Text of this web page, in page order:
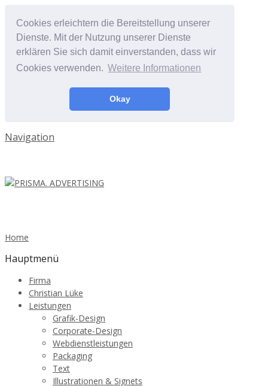
Cookies erleichtern die Bereitstellung unserer
Dienste. Mit der Nutzung unserer Dienste
erklären Sie sich damit einverstanden, dass wir
Cookies verwenden. Weitere Informationen
Okay
Navigation
Home
Hauptmenü
Firma
Christian Lüke
Leistungen
Grafik-Design
Corporate-Design
Webdienstleistungen
Packaging
Text
Illustrationen & Signets